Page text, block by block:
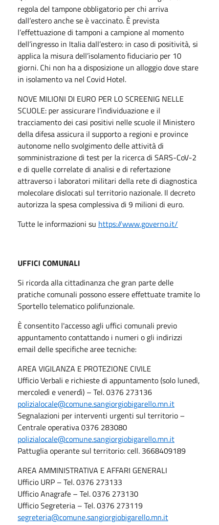
regola del tampone obbligatorio per chi arriva
dall’estero anche se è vaccinato. È prevista
l’effettuazione di tamponi a campione al momento
dell’ingresso in Italia dall’estero: in caso di positività, si
applica la misura dell’isolamento fiduciario per 10
giorni. Chi non ha a disposizione un alloggio dove stare
in isolamento va nel Covid Hotel.
NOVE MILIONI DI EURO PER LO SCREENIG NELLE
SCUOLE: per assicurare l’individuazione e il
tracciamento dei casi positivi nelle scuole il Ministero
della difesa assicura il supporto a regioni e province
autonome nello svolgimento delle attività di
somministrazione di test per la ricerca di SARS-CoV-2
e di quelle correlate di analisi e di refertazione
attraverso i laboratori militari della rete di diagnostica
molecolare dislocati sul territorio nazionale. Il decreto
autorizza la spesa complessiva di 9 milioni di euro.
Tutte le informazioni su https://www.governo.it/
UFFICI COMUNALI
Si ricorda alla cittadinanza che gran parte delle
pratiche comunali possono essere effettuate tramite lo
Sportello telematico polifunzionale.
È consentito l'accesso agli uffici comunali previo
appuntamento contattando i numeri o gli indirizzi
email delle specifiche aree tecniche:
AREA VIGILANZA E PROTEZIONE CIVILE
Ufficio Verbali e richieste di appuntamento (solo lunedì,
mercoledì e venerdì) – Tel. 0376 273136
polizialocale@comune.sangiorgiobigarello.mn.it
Segnalazioni per interventi urgenti sul territorio –
Centrale operativa 0376 283080
polizialocale@comune.sangiorgiobigarello.mn.it
Pattuglia operante sul territorio: cell. 3668409189
AREA AMMINISTRATIVA E AFFARI GENERALI
Ufficio URP – Tel. 0376 273133
Ufficio Anagrafe – Tel. 0376 273130
Ufficio Segreteria – Tel. 0376 273119
segreteria@comune.sangiorgiobigarello.mn.it